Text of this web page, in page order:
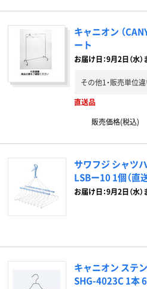
キャニオン （
ート
お届け日：9月2日（水）
その他1・販売単位
直送品
販売価格(税込)
サワフジ シャツ
LSBー10 1個（直
お届け日：9月2日（水）
キャニオン ステ
SHG-4023C 1本